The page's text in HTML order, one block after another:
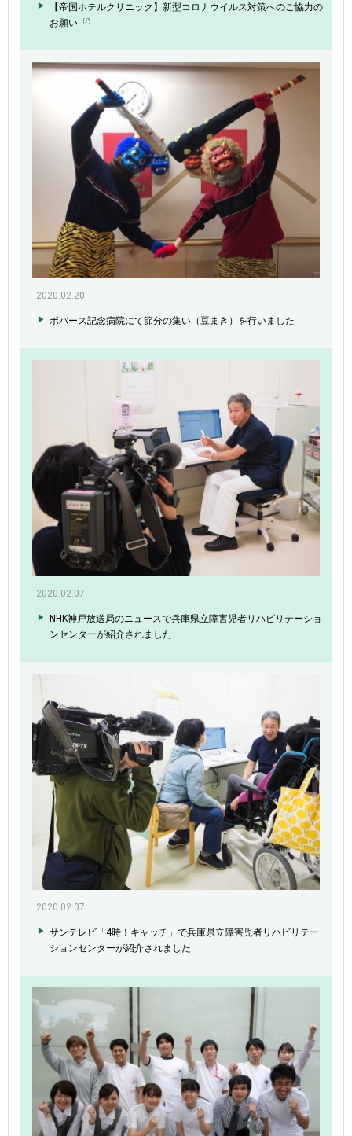
【帝国ホテルクリニック】新型コロナウイルス対策へのご協力の
お願い
2020.02.20
ボバース記念病院にて節分の集い（豆まき）を行いました
2020.02.07
NHK神戸放送局のニュースで兵庫県立障害児者リハビリテーショ
ンセンターが紹介されました
2020.02.07
サンテレビ「4時！キャッチ」で兵庫県立障害児者リハビリテー
ションセンターが紹介されました